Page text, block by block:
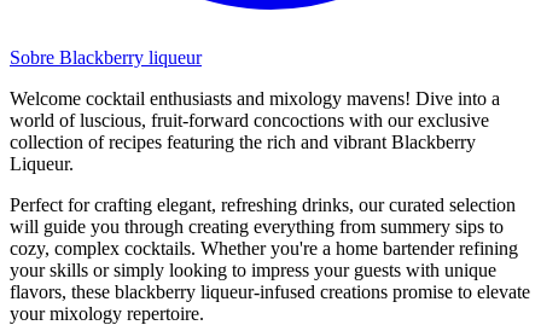
Sobre Blackberry liqueur
Welcome cocktail enthusiasts and mixology mavens! Dive into a
world of luscious, fruit-forward concoctions with our exclusive
collection of recipes featuring the rich and vibrant Blackberry
Liqueur.
Perfect for crafting elegant, refreshing drinks, our curated selection
will guide you through creating everything from summery sips to
cozy, complex cocktails. Whether you're a home bartender refining
your skills or simply looking to impress your guests with unique
flavors, these blackberry liqueur-infused creations promise to elevate
your mixology repertoire.